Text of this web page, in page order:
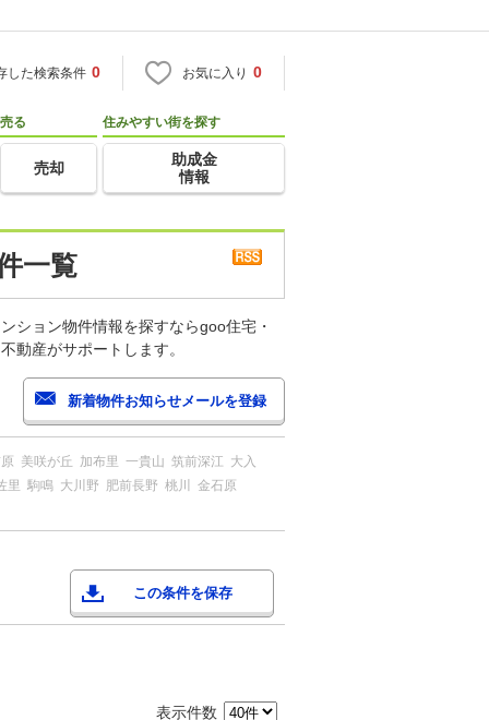
した検索条件 0 お気に入り 0
売る
売却
住みやすい街を探す
助成金
情報
一覧
ション物件情報を探すならgoo住宅・
動産がサポートします。
美咲が丘 加布里 一貴山 筑前深江 大入
里 駒鳴 大川野 肥前長野 桃川 金石原
この条件を保存
表示件数